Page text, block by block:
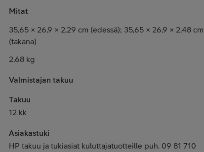
Mitat
35,65 × 26,9 × 2,29 cm (edessä); 35,65 × 26,9 × 2,48 cm
(takana)
2,68 kg
Valmistajan takuu
Takuu
12 kk
Asiakastuki
HP takuu ja tukiasiat kuluttajatuotteille puh. 09 81 710